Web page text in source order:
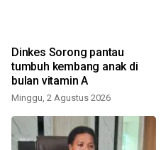
Dinkes Sorong pantau
tumbuh kembang anak di
bulan vitamin A
Minggu, 2 Agustus 2026